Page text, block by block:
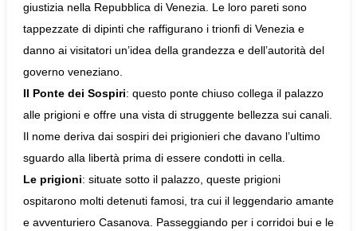
giustizia nella Repubblica di Venezia. Le loro pareti sono
tappezzate di dipinti che raffigurano i trionfi di Venezia e
danno ai visitatori un’idea della grandezza e dell’autorità del
governo veneziano.
Il Ponte dei Sospiri: questo ponte chiuso collega il palazzo
alle prigioni e offre una vista di struggente bellezza sui canali.
Il nome deriva dai sospiri dei prigionieri che davano l’ultimo
sguardo alla libertà prima di essere condotti in cella.
Le prigioni: situate sotto il palazzo, queste prigioni
ospitarono molti detenuti famosi, tra cui il leggendario amante
e avventuriero Casanova. Passeggiando per i corridoi bui e le